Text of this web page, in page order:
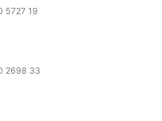
5727 19
2698 33